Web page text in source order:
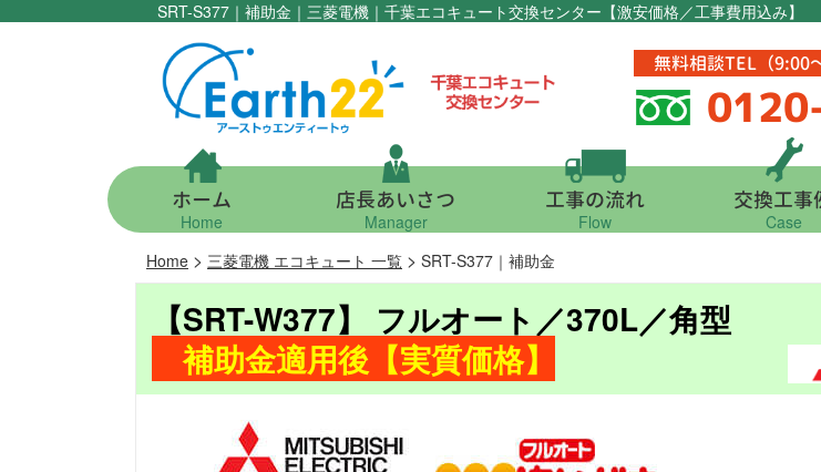
SRT-S377｜補助金｜三菱電機｜千葉エコキュート交換センター【激安価格／工事費用込み】
無料相談TEL（9:00
ホーム
Home
店長あいさつ
Manager
工事の流れ
Flow
交換工事
Case
Home > 三菱電機 エコキュート 一覧 > SRT-S377｜補助金
【SRT-W377】 フルオート／370L／角型
補助金適用後【実質価格】